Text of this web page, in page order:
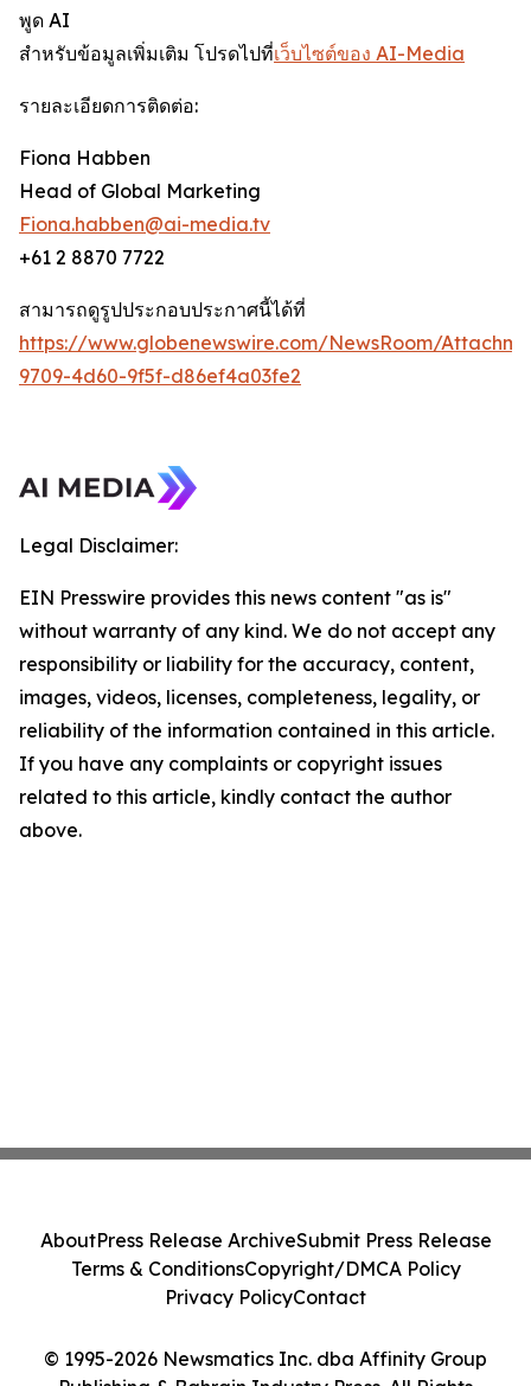
พูด AI
สำหรับข้อมูลเพิ่มเติม โปรดไปที่เว็บไซต์ของ AI-Media
รายละเอียดการติดต่อ:
Fiona Habben
Head of Global Marketing
Fiona.habben@ai-media.tv
+61 2 8870 7722
สามารถดูรูปประกอบประกาศนี้ได้ที่
https://www.globenewswire.com/NewsRoom/
9709-4d60-9f5f-d86ef4a03fe2
Legal Disclaimer:
EIN Presswire provides this news content "as is"
without warranty of any kind. We do not accept any
responsibility or liability for the accuracy, content,
images, videos, licenses, completeness, legality, or
reliability of the information contained in this article.
If you have any complaints or copyright issues
related to this article, kindly contact the author
above.
© 1995-2026 Newsmatics Inc. dba Affinity Group
AboutPress Release ArchiveSubmit Press Release
Terms & ConditionsCopyright/DMCA Policy
Privacy PolicyContact